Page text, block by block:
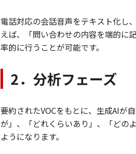
電話対応の会話音声をテキスト化し
えば、「問い合わせの内容を端的に
率的に行うことが可能です。
2．分析フェーズ
要約されたVOCをもとに、生成AIが
が」、「どれくらいあり」、「どの
ようになります。